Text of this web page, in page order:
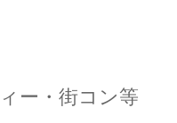
ー・街コン等